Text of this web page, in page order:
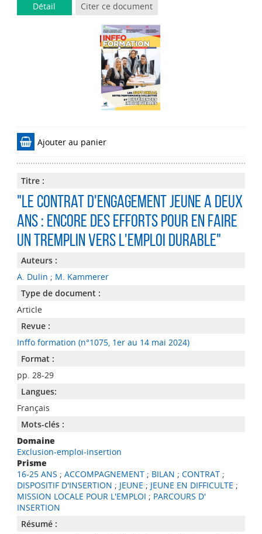
Détail Citer ce document
Ajouter au panier
Titre :
"Le contrat d'engagement jeune a deux
ans : encore des efforts pour en faire
un tremplin vers l'emploi durable"
Auteurs :
A. Dulin ; M. Kammerer
Type de document :
Article
Revue :
Inffo formation (n°1075, 1er au 14 mai 2024)
Format :
pp. 28-29
Langues:
Français
Mots-clés :
Domaine
Exclusion-emploi-insertion
Prisme
16-25 ANS ; ACCOMPAGNEMENT; BILAN ; CONTRAT;
DISPOSITIF D'INSERTION ; JEUNE ; JEUNE EN DIFFICULTE ;
MISSION LOCALE POUR L'EMPLOI ; PARCOURS D'
INSERTION
Résumé :